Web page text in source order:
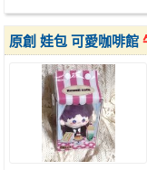
原創 娃包 可愛咖啡館